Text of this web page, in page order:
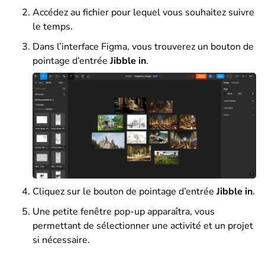
Accédez au fichier pour lequel vous souhaitez suivre
le temps.
Dans l’interface Figma, vous trouverez un bouton de
pointage d’entrée Jibble in.
Cliquez sur le bouton de pointage d’entrée Jibble in.
Une petite fenêtre pop-up apparaîtra, vous
permettant de sélectionner une activité et un projet
si nécessaire.